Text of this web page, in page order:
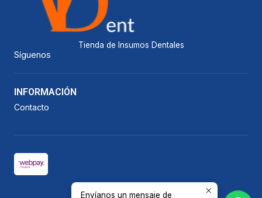
Tienda de Insumos Dentales
Síguenos
INFORMACIÓN
Contacto
Envíanos un mensaje de